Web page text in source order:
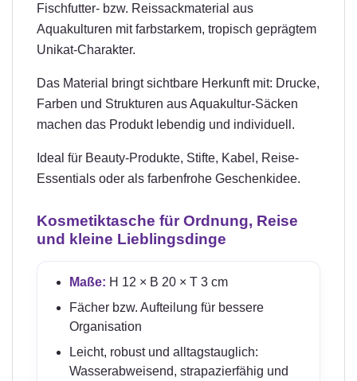
Fischfutter- bzw. Reissackmaterial aus
Aquakulturen mit farbstarkem, tropisch geprägtem
Unikat-Charakter.
Das Material bringt sichtbare Herkunft mit: Drucke,
Farben und Strukturen aus Aquakultur-Säcken
machen das Produkt lebendig und individuell.
Ideal für Beauty-Produkte, Stifte, Kabel, Reise-
Essentials oder als farbenfrohe Geschenkidee.
Kosmetiktasche für Ordnung, Reise
und kleine Lieblingsdinge
Maße: H 12 × B 20 × T 3 cm
Fächer bzw. Aufteilung für bessere
Organisation
Leicht, robust und alltagstauglich:
Wasserabweisend, strapazierfähig und